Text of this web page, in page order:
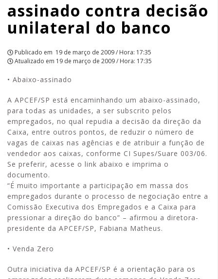
APCEF/SP
assinado contra decisão
unilateral do banco
Publicado em 19 de março de 2009 / Hora: 17:35
Atualizado em 19 de março de 2009 / Hora: 17:35
• Abaixo-assinado
A APCEF/SP está encaminhando um abaixo-assinado,
para todas as unidades, a ser subscrito pelos
empregados, no qual repudia a decisão da direção da
Caixa, entre outros pontos, de reduzir o número de
vagas de caixas nas agências e de atribuir a função de
vendedor aos caixas, conforme CI Supes/Suare 003/06.
Se preferir, acesse o link abaixo e imprima o
documento.
“É muito importante a participação em massa dos
empregados durante o processo de negociação entre a
Comissão Executiva dos Empregados e a Caixa para
pressionar a direção do banco” – afirmou a diretora-
presidente da APCEF/SP, Fabiana Matheus.
• Venda Zero
Outra iniciativa da APCEF/SP é a orientação para os